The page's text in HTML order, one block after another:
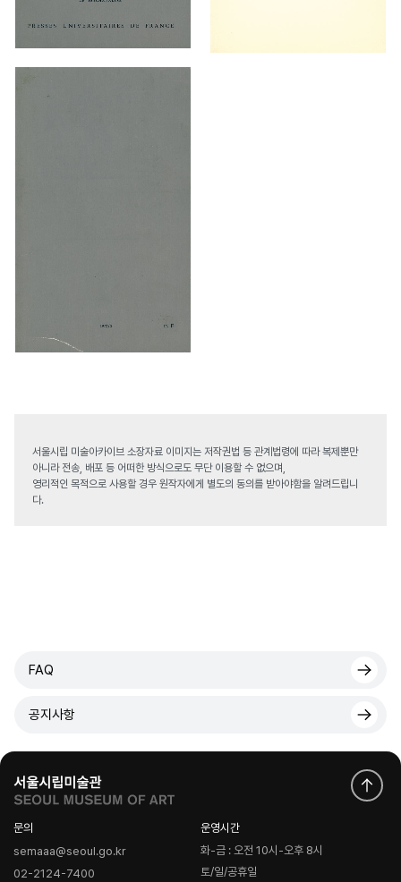
서울시립 미술아카이브 소장자료 이미지는 저작권법 등 관계법령에 따라 복제뿐만
아니라 전송, 배포 등 어떠한 방식으로도 무단 이용할 수 없으며,
영리적인 목적으로 사용할 경우 원작자에게 별도의 동의를 받아야함을 알려드립니
다.
FAQ
공지사항
문의
semaaa@seoul.go.kr
02-2124-7400
운영시간
화-금 : 오전 10시-오후 8시
토/일/공휴일